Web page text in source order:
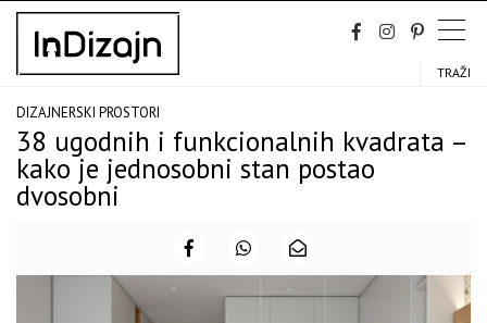
Skip
content
TRAŽI
DIZAJNERSKI PROSTORI
38 ugodnih i funkcionalnih kvadrata –
kako je jednosobni stan postao
dvosobni